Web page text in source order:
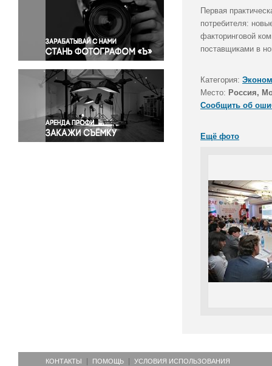
Политика
Правосудие
Происшествия и конфликты
Религия
Светская жизнь
Спорт
Экология
Экономика и бизнес
Первая
потребителя:
факторинговой
поставщиками в
Категория:
Место: Россия,
Сообщить об
Ещё фото
КОНТАКТЫ ПОМОЩЬ УСЛОВИЯ ИСПОЛЬЗОВАНИЯ